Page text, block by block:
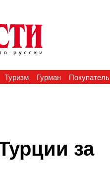
Туризм Гурман Покупатель
за